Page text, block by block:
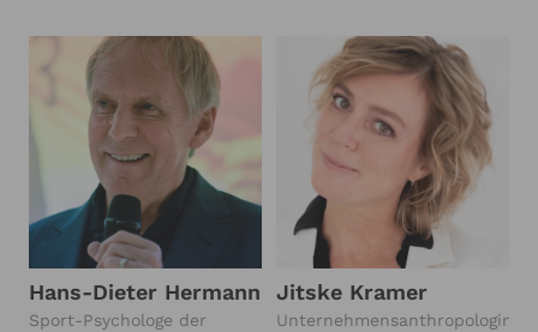
Hans-Dieter Hermann
Sport-Psychologe der
Jitske Kramer
Unternehmensanthropologin,